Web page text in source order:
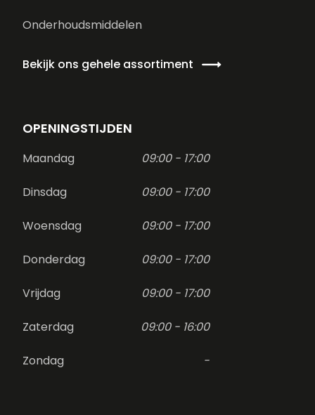
Onderhoudsmiddelen
Bekijk ons gehele assortiment
OPENINGSTIJDEN
Maandag 09:00 - 17:00
Dinsdag 09:00 - 17:00
Woensdag 09:00 - 17:00
Donderdag 09:00 - 17:00
Vrijdag 09:00 - 17:00
Zaterdag 09:00 - 16:00
Zondag -